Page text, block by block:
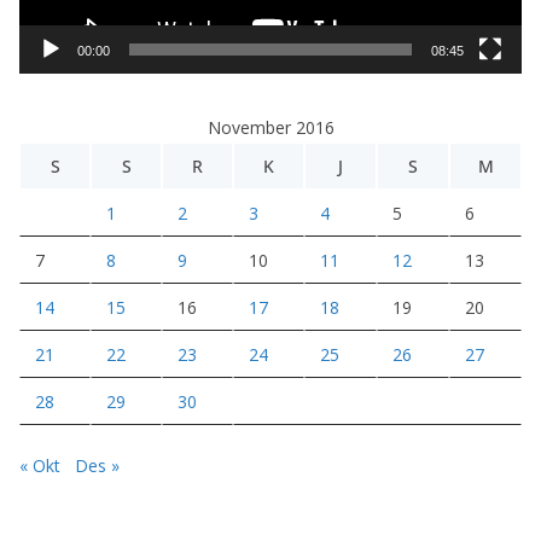
d
00:00 08:45
November 2016
S
S R K J S M
1 2 3 4 5 6
7 8 9 10 11 12 13
14 15 16 17 18 19 20
21 22 23 24 25 26 27
28 29 30
« Okt Des »